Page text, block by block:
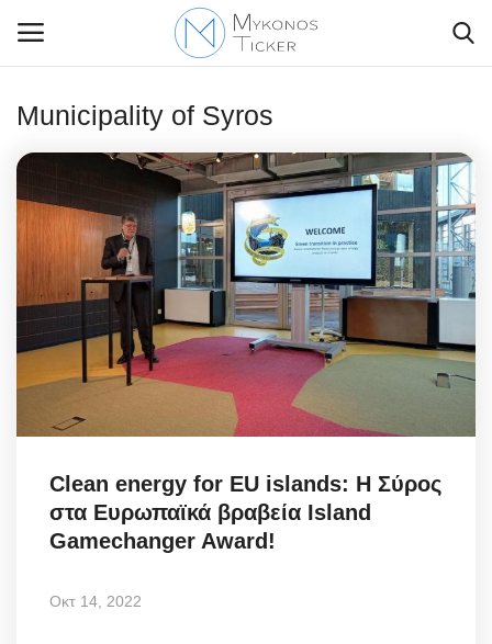
Politique
Business
Travel
Style Adorés
Municipality of Syros
Clean energy for EU islands: Η Σύρος
στα Ευρωπαϊκά βραβεία Island
Gamechanger Award!
Οκτ 14, 2022